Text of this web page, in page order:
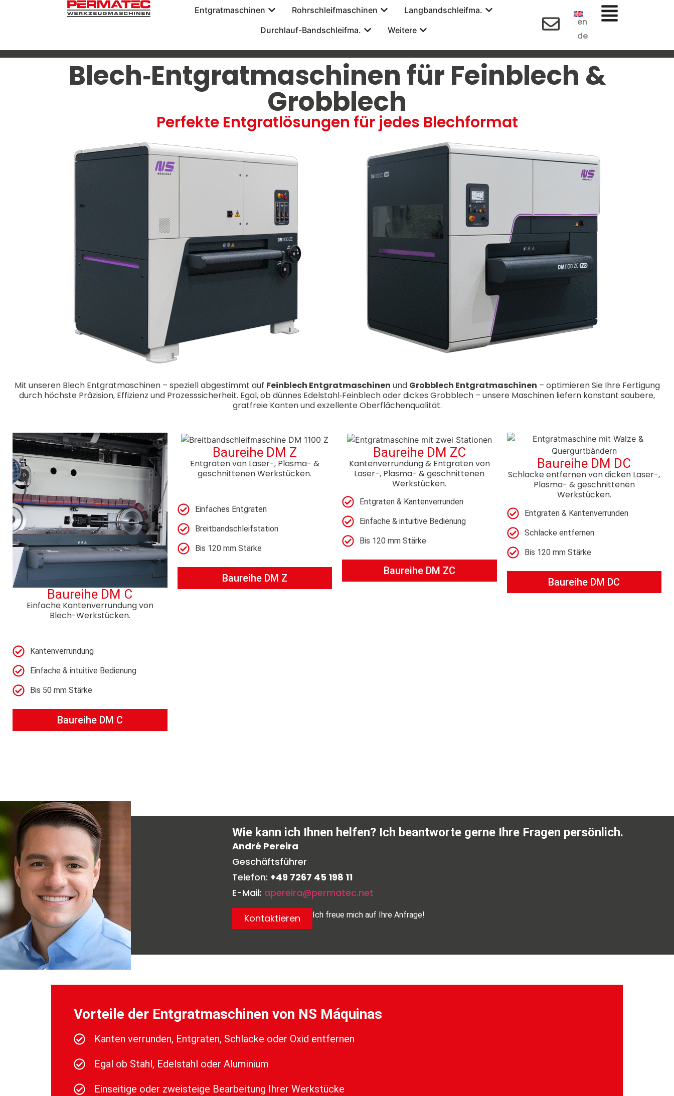
Entgratmaschinen Rohrschleifmaschinen
Langbandschleifma.
Durchlauf-Bandschleifma.
Weitere
en
de
Blech‑Entgratmaschinen für Feinblech &
Grobblech
Perfekte Entgratlösungen für jedes Blechformat
Mit unseren Blech Entgratmaschinen – speziell abgestimmt auf Feinblech Entgratmaschinen und Grobblech Entgratmaschinen – optimieren Sie Ihre Fertigung
durch höchste Präzision, Effizienz und Prozesssicherheit. Egal, ob dünnes Edelstahl‑Feinblech oder dickes Grobblech – unsere Maschinen liefern konstant saubere,
gratfreie Kanten und exzellente Oberflächenqualität.
Baureihe DM C
Einfache Kantenverrundung von
Blech-Werkstücken.
Kantenverrundung
Einfache & intuitive Bedienung
Bis 50 mm Stärke
Baureihe DM C
Baureihe DM Z
Entgraten von Laser-, Plasma- &
geschnittenen Werkstücken.
Einfaches Entgraten
Breitbandschleifstation
Bis 120 mm Stärke
Baureihe DM Z
Baureihe DM ZC
Kantenverrundung & Entgraten von
Laser-, Plasma- & geschnittenen
Werkstücken.
Entgraten & Kantenverrunden
Einfache & intuitive Bedienung
Bis 120 mm Stärke
Baureihe DM ZC
Baureihe DM DC
Schlacke entfernen von dicken Laser-,
Plasma- & geschnittenen
Werkstücken.
Entgraten & Kantenverrunden
Schlacke entfernen
Bis 120 mm Stärke
Baureihe DM DC
Wie kann ich Ihnen helfen? Ich beantworte gerne Ihre Fragen persönlich.
André Pereira
Geschäftsführer
Telefon: +49 7267 45 198 11
E-Mail: apereira@permatec.net
Kontaktieren Ich freue mich auf Ihre Anfrage!
Vorteile der Entgratmaschinen von NS Máquinas
Kanten verrunden, Entgraten, Schlacke oder Oxid entfernen
Egal ob Stahl, Edelstahl oder Aluminium
Einseitige oder zweisteige Bearbeitung Ihrer Werkstücke